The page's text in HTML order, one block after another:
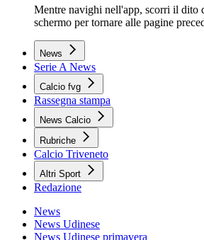
Mentre navighi nell'app, scorri il dito
schermo per tornare alle pagine
News
Serie A News
Calcio fvg
Rassegna stampa
News Calcio
Rubriche
Calcio Triveneto
Altri Sport
Redazione
News
News Udinese
News Udinese primavera